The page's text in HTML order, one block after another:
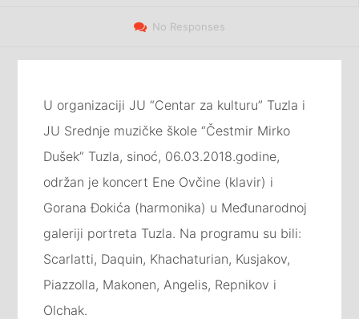
No Responses
U organizaciji JU “Centar za kulturu” Tuzla i
JU Srednje muzičke škole “Čestmir Mirko
Dušek” Tuzla, sinoć, 06.03.2018.godine,
održan je koncert Ene Ovčine (klavir) i
Gorana Đokića (harmonika) u Međunarodnoj
galeriji portreta Tuzla. Na programu su bili:
Scarlatti, Daquin, Khachaturian, Kusjakov,
Piazzolla, Makonen, Angelis, Repnikov i
Olchak.